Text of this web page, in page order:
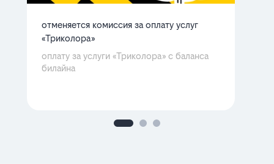
отменяется комиссия за оплату услуг
«Триколора»
оплату за услуги «Триколора» с баланса
билайна